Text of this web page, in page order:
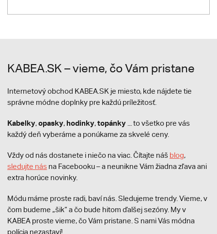
KABEA.SK – vieme, čo Vám pristane
Internetový obchod KABEA.SK je miesto, kde nájdete tie
správne módne doplnky pre každú príležitosť.
Kabelky,opasky, hodinky,topánky ... to všetko pre vás
každý deň vyberáme a ponúkame za skvelé ceny.
Vždy od nás dostanete i niečo na viac. Čítajte náš blog,
sledujte nás na Facebooku – a neunikne Vám žiadna zľava ani
extra horúce novinky.
Módu máme proste radi, baví nás. Sledujeme trendy. Vieme, v
čom budeme „šik“ a čo bude hitom ďalšej sezóny. My v
KABEA proste vieme, čo Vám pristane. S nami Vás módna
polícia nezastaví!